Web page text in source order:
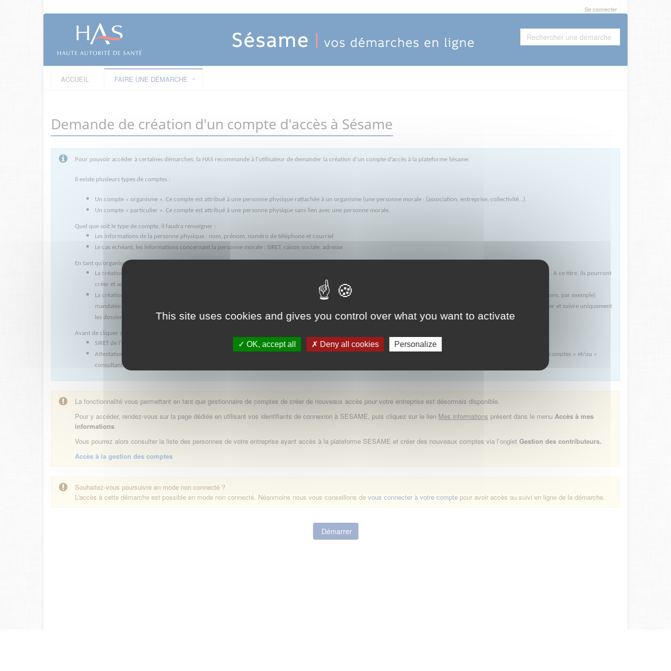
This site uses cookies and gives you control over what you want to activate
OK, accept all Deny all cookies Personalize
Se connecter
ACCUEIL FAIRE UNE DÉMARCHE
Demande de création d'un compte d'accès à Sésame
Pour pouvoir accéder à certaines démarches, la HAS recommande à l’utilisateur de demander la création d’un compte d’accès à la plateforme Sésame.
Il existe plusieurs types de comptes :
Un compte « organisme ». Ce compte est attribué à une personne physique rattachée à un organisme (une personne morale : (association, entreprise, collectivité...).
Un compte « particulier ». Ce compte est attribué à une personne physique sans lien avec une personne morale.
Quel que soit le type de compte, il faudra renseigner :
Les informations de la personne physique : nom, prénom, numéro de téléphone et courriel
Le cas échéant, les informations concernant la personne morale : SIRET, raison sociale, adresse
En tant qu’organisme, vous pouvez demander :
La création d'un
Dans ce cas, la HAS ouvre un accès pour deux personnes maximum habilitées par leur organisme à être « gestionnaire de comptes ». A ce titre, ils pourront
créer et administrer des accès pour d’autres utilisateurs qui pourront déposer et suivre des dossiers sur la plateforme Sésame pour le compte de leur organisme.
La création d’un
pour le compte d’un organisme. Est considéré comme consultant
à l'organisme (des sociétés de prestations, par exemple)
mandatée pour agir au nom de celui-ci. Dans ce cas, la HAS ouvre un accès aux personnes désignées par le représentant légal de l’organisme. Ces utilisateurs pourront déposer et suivre uniquement
les dossiers qu’ils ont initialisés.
Avant de cliquer sur « démarrer », pensez à vous munir des éléments suivants :
SIRET de l'organisme (sauf pour le cas des entreprises basées à l'étranger qui n'en possède pas un),
Attestation tamponnée et signée par le représentant légal de l’organisme donnant délégation aux personnes mentionnées dans le présent formulaire à être « gestionnaire de comptes » et/ou «
consultants ».
La fonctionnalité vous permettant en tant que gestionnaire de comptes de créer de nouveaux accès pour votre entreprise est désormais disponible.
Pour y accéder, rendez-vous sur la page dédiée en utilisant vos identifiants de connexion à SESAME, puis cliquez sur le lien Mes informations présent dans le menu Accès à mes
informations.
Vous pourrez alors consulter la liste des personnes de votre entreprise ayant accès à la plateforme SESAME et créer des nouveaux comptes via l’onglet Gestion des contributeurs.
Accès à la gestion des comptes
Souhaitez-vous poursuivre en mode non connecté ?
L'accès à cette démarche est possible en mode non connecté. Néanmoins nous vous conseillons de vous connecter à votre compte pour avoir accès au suivi en ligne de la démarche.
Démarrer